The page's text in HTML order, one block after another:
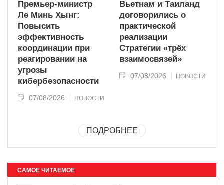
Премьер-министр
Ле Минь Хынг:
Повысить
эффективность
координации при
реагировании на
угрозы
кибербезопасности
07/08/2026 НОВОСТИ
Вьетнам и Таиланд
договорились о
практической
реализации
Стратегии «трёх
взаимосвязей»
07/08/2026 НОВОСТИ
ПОДРОБНЕЕ
САМОЕ ЧИТАЕМОЕ